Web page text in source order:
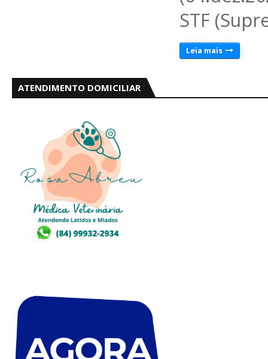
STF
Leia mais
ATENDIMENTO DOMICILIAR